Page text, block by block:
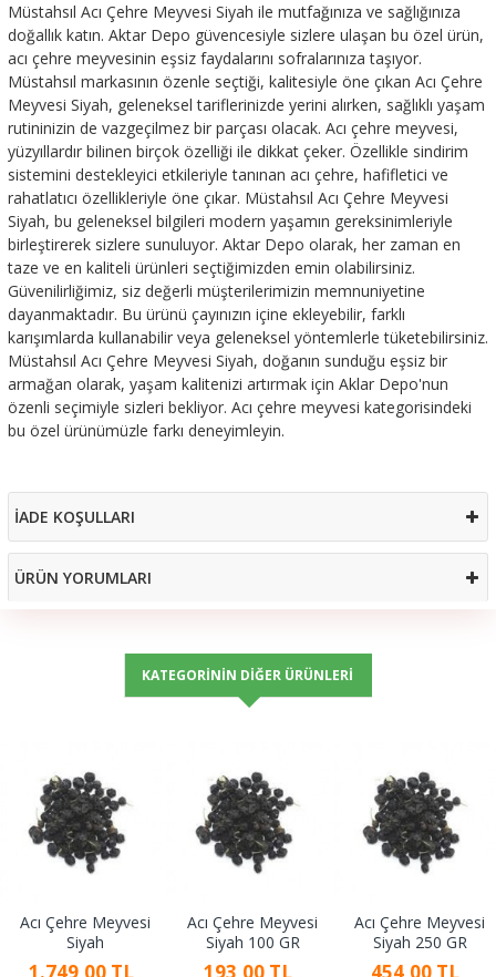
Müstahsıl Acı Çehre Meyvesi Siyah ile mutfağınıza ve sağlığınıza
doğallık katın. Aktar Depo güvencesiyle sizlere ulaşan bu özel ürün,
acı çehre meyvesinin eşsiz faydalarını sofralarınıza taşıyor.
Müstahsıl markasının özenle seçtiği, kalitesiyle öne çıkan Acı Çehre
Meyvesi Siyah, geleneksel tariflerinizde yerini alırken, sağlıklı yaşam
rutininizin de vazgeçilmez bir parçası olacak. Acı çehre meyvesi,
yüzyıllardır bilinen birçok özelliği ile dikkat çeker. Özellikle sindirim
sistemini destekleyici etkileriyle tanınan acı çehre, hafifletici ve
rahatlatıcı özellikleriyle öne çıkar. Müstahsıl Acı Çehre Meyvesi
Siyah, bu geleneksel bilgileri modern yaşamın gereksinimleriyle
birleştirerek sizlere sunuluyor. Aktar Depo olarak, her zaman en
taze ve en kaliteli ürünleri seçtiğimizden emin olabilirsiniz.
Güvenilirliğimiz, siz değerli müşterilerimizin memnuniyetine
dayanmaktadır. Bu ürünü çayınızın içine ekleyebilir, farklı
karışımlarda kullanabilir veya geleneksel yöntemlerle tüketebilirsiniz.
Müstahsıl Acı Çehre Meyvesi Siyah, doğanın sunduğu eşsiz bir
armağan olarak, yaşam kalitenizi artırmak için Aklar Depo'nun
özenli seçimiyle sizleri bekliyor. Acı çehre meyvesi kategorisindeki
bu özel ürünümüzle farkı deneyimleyin.
İADE KOŞULLARI
ÜRÜN YORUMLARI
KATEGORININ DIĞER ÜRÜNLERI
Acı Çehre Meyvesi
Siyah
Acı Çehre Meyvesi
Siyah 100 GR
Acı Çehre Meyvesi
Siyah 250 GR